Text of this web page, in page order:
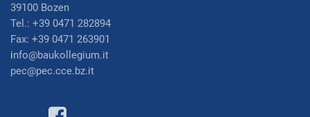
39100 Bozen
Tel.: +39 0471 282894
Fax: +39 0471 263901
info@baukollegium.it
pec@pec.cce.bz.it